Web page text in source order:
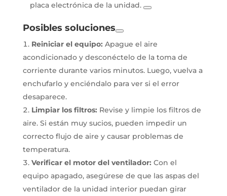
placa electrónica de la unidad.
Posibles soluciones
Reiniciar el equipo: Apague el aire
acondicionado y desconéctelo de la toma de
corriente durante varios minutos. Luego, vuelva a
enchufarlo y enciéndalo para ver si el error
desaparece.
Limpiar los filtros: Revise y limpie los filtros de
aire. Si están muy sucios, pueden impedir un
correcto flujo de aire y causar problemas de
temperatura.
Verificar el motor del ventilador: Con el
equipo apagado, asegúrese de que las aspas del
ventilador de la unidad interior puedan girar